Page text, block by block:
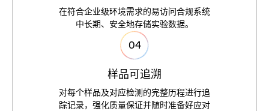
在符合企业级环境需求的易访问合规系统
中长期、 安全地存储实验数据。
04
样品可追溯
对每个样品及对应检测 的完整历程进行追
踪记录， 强化质量保证并随时准备好应对